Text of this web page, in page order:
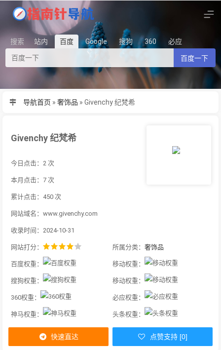
搜索 站内 百度 Google 搜狗 360 必应
百度一下
导航首页 » 奢饰品 » Givenchy 纪梵希
Givenchy 纪梵希
今日点击：2 次
本月点击：7 次
累计点击：450 次
网站域名：www.givenchy.com
收录时间：2024-10-31
网站打分： 所属分类： 奢饰品
百度权重： 移动权重：
搜狗权重： 移动权重：
360权重： 必应权重：
神马权重： 头条权重：
快速直达 点赞支持 [0]